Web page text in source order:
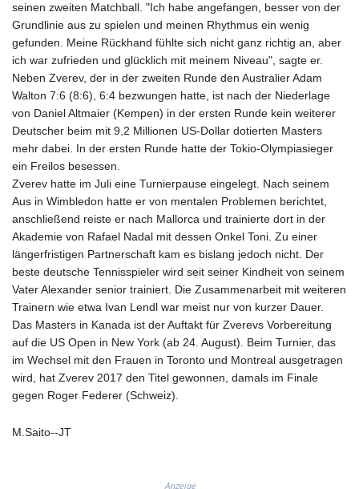
ILS 3.468274
IMP 0.859298
INR 110.065674
IQD
1514.334158
IRR
1590340.758301
ISK 142.611425
JEP 0.859298
JOD 0.819755
JPY 182.105612
KES 147.605987
KGS 101.105674
KHR
4685.298214
KMF 492.519879
KRW
1629.419037
KWD 0.356776
KYD 0.963357
KZT 541.790653
LAK
LRD 209.899292
seinen zweiten Matchball. "Ich habe angefangen, besser von der
Grundlinie aus zu spielen und meinen Rhythmus ein wenig
gefunden. Meine Rückhand fühlte sich nicht ganz richtig an, aber
ich war zufrieden und glücklich mit meinem Niveau", sagte er.
Neben Zverev, der in der zweiten Runde den Australier Adam
Walton 7:6 (8:6), 6:4 bezwungen hatte, ist nach der Niederlage
von Daniel Altmaier (Kempen) in der ersten Runde kein weiterer
Deutscher beim mit 9,2 Millionen US-Dollar dotierten Masters
mehr dabei. In der ersten Runde hatte der Tokio-Olympiasieger
ein Freilos besessen.
Zverev hatte im Juli eine Turnierpause eingelegt. Nach seinem
Aus in Wimbledon hatte er von mentalen Problemen berichtet,
anschließend reiste er nach Mallorca und trainierte dort in der
Akademie von Rafael Nadal mit dessen Onkel Toni. Zu einer
längerfristigen Partnerschaft kam es bislang jedoch nicht. Der
beste deutsche Tennisspieler wird seit seiner Kindheit von seinem
Vater Alexander senior trainiert. Die Zusammenarbeit mit weiteren
Trainern wie etwa Ivan Lendl war meist nur von kurzer Dauer.
Das Masters in Kanada ist der Auftakt für Zverevs Vorbereitung
auf die US Open in New York (ab 24. August). Beim Turnier, das
im Wechsel mit den Frauen in Toronto und Montreal ausgetragen
wird, hat Zverev 2017 den Titel gewonnen, damals im Finale
gegen Roger Federer (Schweiz).
M.Saito--JT
Anzeige